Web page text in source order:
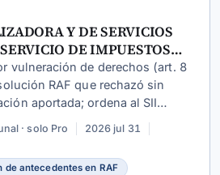
Y DE SERVICIOS
DE IMPUESTOS
vulneración de derechos (art. 8
RAF que rechazó sin
aportada; ordena al SII
considerando todos
· solo Pro
2026 jul 31
de antecedentes en RAF